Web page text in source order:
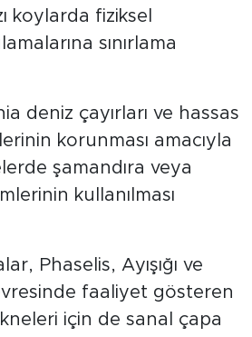
koylarda fiziksel
sınırlama
deniz çayırları ve hassas
korunması amacıyla
şamandıra veya
kullanılması
Phaselis, Ayışığı ve
faaliyet gösteren
için de sanal çapa